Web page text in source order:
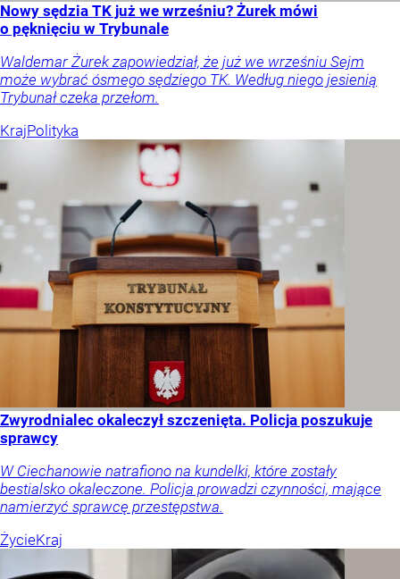
Nowy sędzia TK już we wrześniu? Żurek mówi
o pęknięciu w Trybunale
Waldemar Żurek zapowiedział, że już we wrześniu Sejm
może wybrać ósmego sędziego TK. Według niego jesienią
Trybunał czeka przełom.
KrajPolityka
Zwyrodnialec okaleczył szczenięta. Policja poszukuje
sprawcy
W Ciechanowie natrafiono na kundelki, które zostały
bestialsko okaleczone. Policja prowadzi czynności, mające
namierzyć sprawcę przestępstwa.
ŻycieKraj